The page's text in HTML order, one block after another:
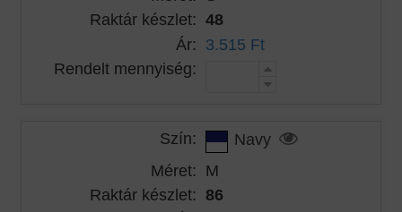
Raktár készlet: 48
Ár: 3.515 Ft
Rendelt mennyiség:
Szín:
Navy
Méret: M
Raktár készlet: 86